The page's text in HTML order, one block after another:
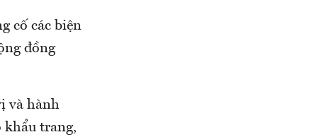
cố các biện
đồng
và hành
khẩu trang,